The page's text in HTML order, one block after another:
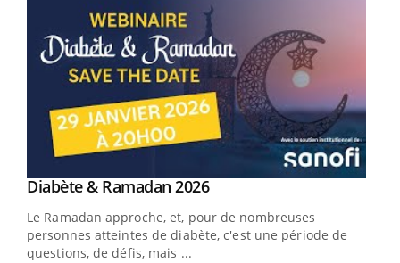
Youtube
Diabète & Ramadan 2026Youtube
Le Ramadan approche, et, pour de nombreuses
personnes atteintes de diabète, c'est une période de
questions, de défis, mais ...